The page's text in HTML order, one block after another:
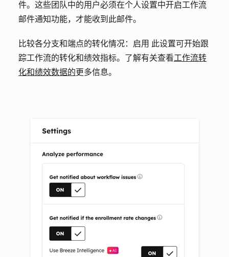
件。这些团队中的用户必须在个人设置中开启工作流
邮件通知功能，才能收到此邮件。
比较各分支和端点的转化情况：启用 此设置可开始跟
踪工作流的转化和绩效指标。了解有关查看工作流转
化和绩效数据的更多信息。